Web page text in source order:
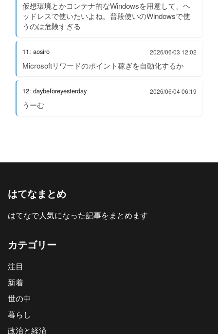
仮想環境とかコンテナ的なWindowsを用意して、ヘ
ッドレスで使いたいよね。普段使いのWindowsで使
うのは危険すぎる
11: aosiro 2026/06/03 12:02
Microsoftリワードのポイント稼ぎを自動化するか
12: daybeforeyesterday 2026/06/04 06:19
うーむ
はてなまとめ
はてなで人気になった記事をまとめます
カテゴリー
注目
新着
世の中
暮らし
政治と経済